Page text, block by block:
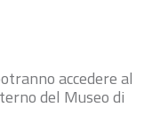
accedere al
del Museo di